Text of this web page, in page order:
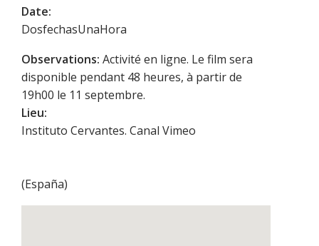
Date:
DosfechasUnaHora
Observations: Activité en ligne. Le film sera
disponible pendant 48 heures, à partir de
19h00 le 11 septembre.
Lieu:
Instituto Cervantes. Canal Vimeo
(España)